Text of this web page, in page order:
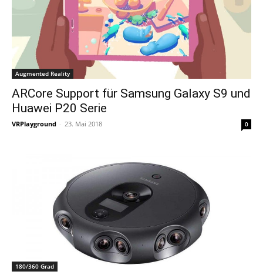
Augmented Reality
ARCore Support für Samsung Galaxy S9 und
Huawei P20 Serie
VRPlayground - 23. Mai 2018 0
180/360 Grad